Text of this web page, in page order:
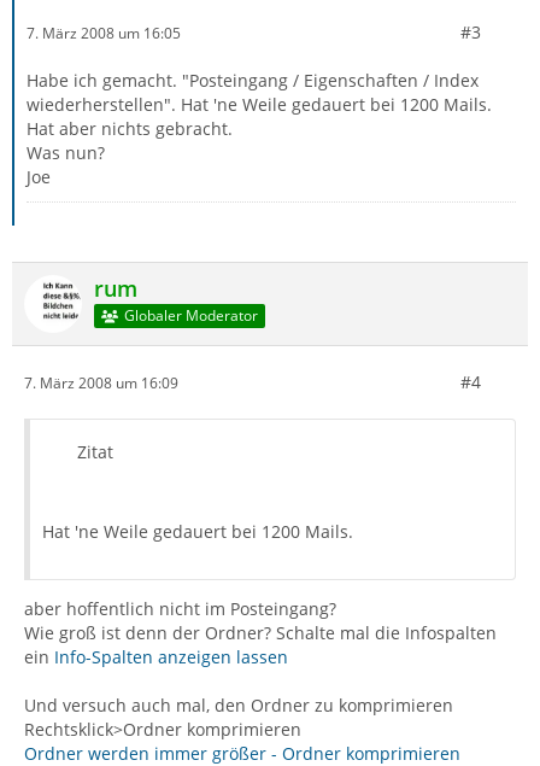
7. März 2008 um 16:05 #3
Habe ich gemacht. "Posteingang / Eigenschaften / Index
wiederherstellen". Hat 'ne Weile gedauert bei 1200 Mails.
Hat aber nichts gebracht.
Was nun?
Joe
rum
Globaler Moderator
7. März 2008 um 16:09 #4
Zitat
Hat 'ne Weile gedauert bei 1200 Mails.
aber hoffentlich nicht im Posteingang?
Wie groß ist denn der Ordner? Schalte mal die Infospalten
ein Info-Spalten anzeigen lassen
Und versuch auch mal, den Ordner zu komprimieren
Rechtsklick>Ordner komprimieren
Ordner werden immer größer - Ordner komprimieren